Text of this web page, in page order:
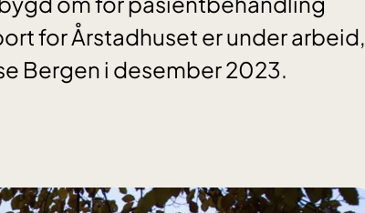
for Årstadhuset er under arbeid,
Bergen i desember 2023.